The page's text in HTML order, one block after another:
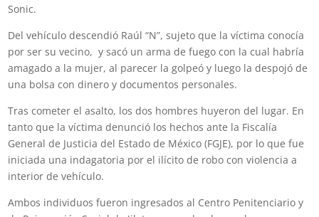
Sonic.
Del vehículo descendió Raúl “N”, sujeto que la víctima conocía
por ser su vecino, y sacó un arma de fuego con la cual habría
amagado a la mujer, al parecer la golpeó y luego la despojó de
una bolsa con dinero y documentos personales.
Tras cometer el asalto, los dos hombres huyeron del lugar. En
tanto que la víctima denunció los hechos ante la Fiscalía
General de Justicia del Estado de México (FGJE), por lo que fue
iniciada una indagatoria por el ilícito de robo con violencia a
interior de vehículo.
Ambos individuos fueron ingresados al Centro Penitenciario y